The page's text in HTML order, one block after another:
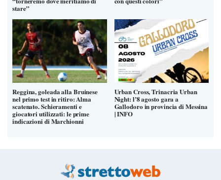
stare”
Reggina, goleada alla Bruinese
nel primo test in ritiro: Alma
scatenato. Schieramenti e
giocatori utilizzati: le prime
indicazioni di Marchionni
Urban Cross, Trinacria Urban
Night: l’8 agosto gara a
Gallodoro in provincia di Messina
| INFO